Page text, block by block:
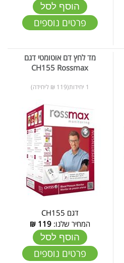
הוסף לסל
פרטים נוספים
מד לחץ דם אוטומטי דגם
CH155 Rossmax
1 יחידות(119 ₪ ליחידה)
דגם CH155
המחיר שלנו:119
₪
הוסף לסל
פרטים נוספים